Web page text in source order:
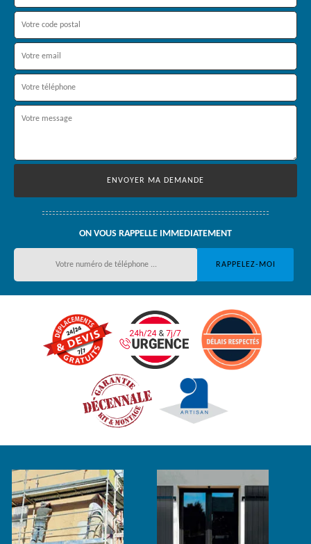
ON VOUS RAPPELLE IMMEDIATEMENT